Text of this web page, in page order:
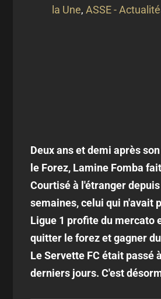
la Une, ASSE -
Deux ans et demi après
le Forez, Lamine Fomba
Courtisé à l'étranger
semaines, celui qui n'avait
Ligue 1 profite du mercato
quitter le forez et gagner
Le Servette FC était passé
derniers jours. C'est